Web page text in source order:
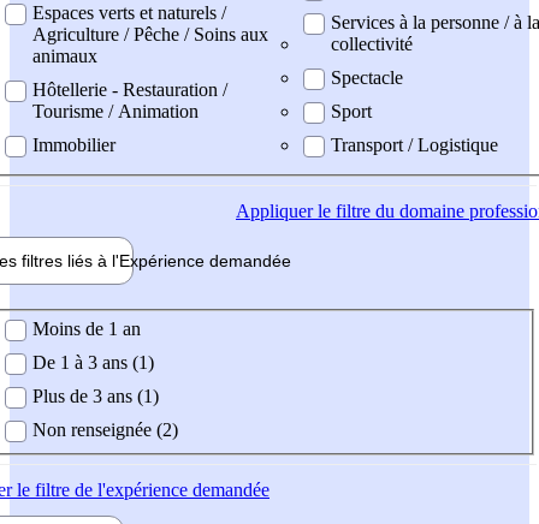
Espaces verts et naturels /
Agriculture / Pêche / Soins aux
animaux
Hôtellerie - Restauration /
Tourisme / Animation
Immobilier
Services à la personne / à la
collectivité
Spectacle
Sport
Transport / Logistique
Appliquerle filtre du domaine
filtres liés à l'Expérience demandée
demandée
Moins de 1 an
De 1 à 3 ans (1)
Plus de 3 ans (1)
Non renseignée (2)
le filtre de l'expérience demandée